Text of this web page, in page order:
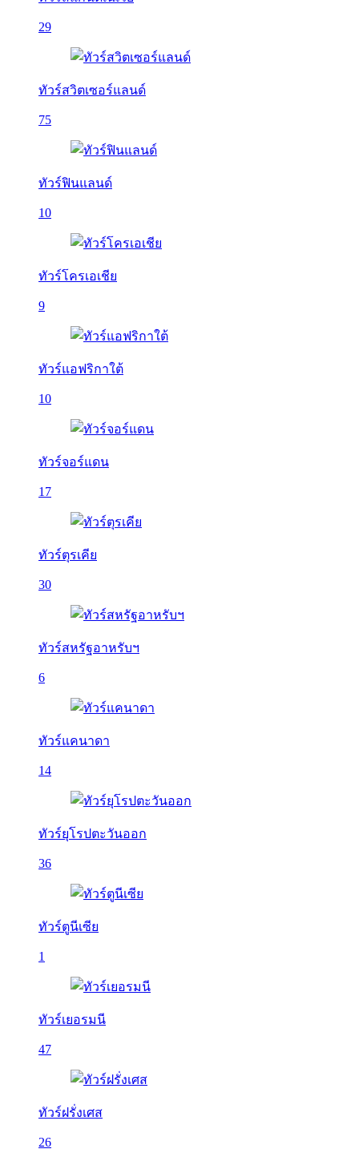
29
ทัวร์สวิตเซอร์แลนด์
75
ทัวร์ฟินแลนด์
10
ทัวร์โครเอเชีย
9
ทัวร์แอฟริกาใต้
10
ทัวร์จอร์แดน
17
ทัวร์ตุรเคีย
30
ทัวร์สหรัฐอาหรับฯ
6
ทัวร์แคนาดา
14
ทัวร์ยุโรปตะวันออก
36
ทัวร์ตูนีเซีย
1
ทัวร์เยอรมนี
47
ทัวร์ฝรั่งเศส
26